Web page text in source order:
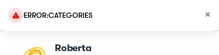
ERROR:CATEGORIES
Roberta